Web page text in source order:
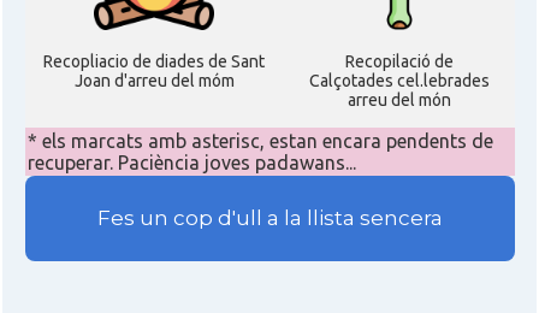
Recopliacio de diades de Sant
Joan d'arreu del móm
Recopilació de
Calçotades cel.lebrades
arreu del món
* els marcats amb asterisc, estan encara pendents de
recuperar. Paciència joves padawans...
Fes un cop d'ull a la llista sencera